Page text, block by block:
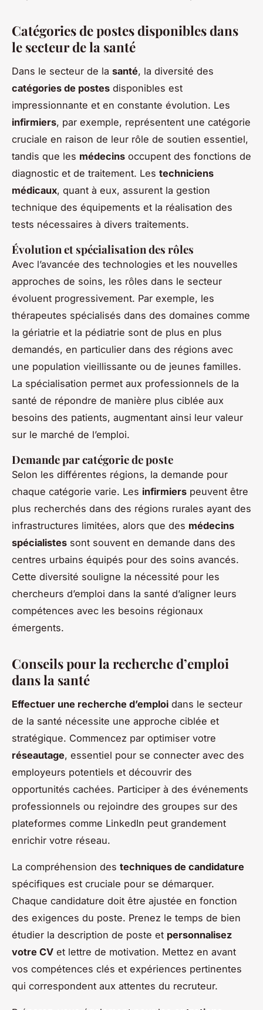
Catégories de postes disponibles dans
le secteur de la santé
Dans le secteur de la santé, la diversité des
catégories de postes disponibles est
impressionnante et en constante évolution. Les
infirmiers, par exemple, représentent une catégorie
cruciale en raison de leur rôle de soutien essentiel,
tandis que les médecins occupent des fonctions de
diagnostic et de traitement. Les techniciens
médicaux, quant à eux, assurent la gestion
technique des équipements et la réalisation des
tests nécessaires à divers traitements.
Évolution et spécialisation des rôles
Avec l’avancée des technologies et les nouvelles
approches de soins, les rôles dans le secteur
évoluent progressivement. Par exemple, les
thérapeutes spécialisés dans des domaines comme
la gériatrie et la pédiatrie sont de plus en plus
demandés, en particulier dans des régions avec
une population vieillissante ou de jeunes familles.
La spécialisation permet aux professionnels de la
santé de répondre de manière plus ciblée aux
besoins des patients, augmentant ainsi leur valeur
sur le marché de l’emploi.
Demande par catégorie de poste
Selon les différentes régions, la demande pour
chaque catégorie varie. Les infirmiers peuvent être
plus recherchés dans des régions rurales ayant des
infrastructures limitées, alors que des médecins
spécialistes sont souvent en demande dans des
centres urbains équipés pour des soins avancés.
Cette diversité souligne la nécessité pour les
chercheurs d’emploi dans la santé d’aligner leurs
compétences avec les besoins régionaux
émergents.
Conseils pour la recherche d’emploi
dans la santé
Effectuer une recherche d’emploi dans le secteur
de la santé nécessite une approche ciblée et
stratégique. Commencez par optimiser votre
réseautage, essentiel pour se connecter avec des
employeurs potentiels et découvrir des
opportunités cachées. Participer à des événements
professionnels ou rejoindre des groupes sur des
plateformes comme LinkedIn peut grandement
enrichir votre réseau.
La compréhension des techniques de candidature
spécifiques est cruciale pour se démarquer.
Chaque candidature doit être ajustée en fonction
des exigences du poste. Prenez le temps de bien
étudier la description de poste et personnalisez
votre CV et lettre de motivation. Mettez en avant
vos compétences clés et expériences pertinentes
qui correspondent aux attentes du recruteur.